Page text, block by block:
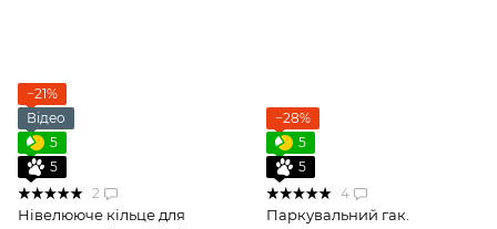
−21%
Відео
5
5
2
Нівелююче кільце для
−28%
5
5
4
Паркувальний гак.